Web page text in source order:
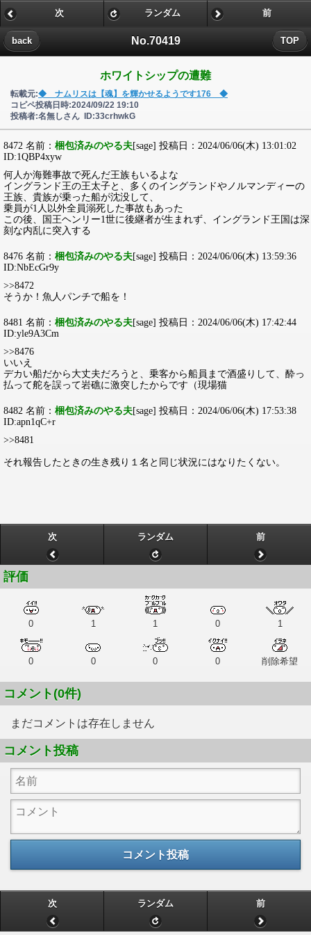
No.70419
back TOP
次 ランダム 前
ホワイトシップの遭難
転載元:◆ ナムリスは【魂】を輝かせるようです176 ◆
コピペ投稿日時:2024/09/22 19:10
投稿者:名無しさん ID:33crhwkG
8472 名前： 梱包済みのやる夫[sage] 投稿日：2024/06/06(木) 13:01:02
ID:1QBP4xyw
何人か海難事故で死んだ王族もいるよな
イングランド王の王太子と、多くのイングランドやノルマンディーの
王族、貴族が乗った船が沈没して、
乗員が1人以外全員溺死した事故もあった
この後、国王ヘンリー1世に後継者が生まれず、イングランド王国は深
刻な内乱に突入する
8476 名前： 梱包済みのやる夫[sage] 投稿日：2024/06/06(木) 13:59:36
ID:NbEcGr9y
>>8472
そうか！魚人パンチで船を！
8481 名前： 梱包済みのやる夫[sage] 投稿日：2024/06/06(木) 17:42:44
ID:yle9A3Cm
>>8476
いいえ
デカい船だから大丈夫だろうと、乗客から船員まで酒盛りして、酔っ
払って舵を誤って岩礁に激突したからです（現場猫
8482 名前： 梱包済みのやる夫[sage] 投稿日：2024/06/06(木) 17:53:38
ID:apn1qC+r
>>8481
それ報告したときの生き残り１名と同じ状況にはなりたくない。
次 ランダム 前
評価
0 1 1 0 1
0 0 0 0 削除希望
コメント(0件)
まだコメントは存在しません
コメント投稿
コメント投稿
次 ランダム 前